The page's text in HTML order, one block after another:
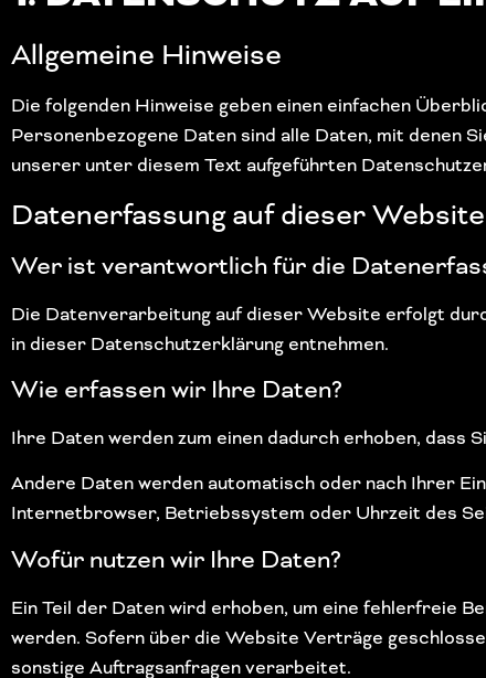
Allgemeine Hinweise
Die folgenden Hinweise geben einen einfachen
Personenbezogene Daten sind alle Daten, mit denen
unserer unter diesem Text aufgeführten
Datenerfassung auf dieser Website
Wer ist verantwortlich für die
Die Datenverarbeitung auf dieser Website erfolgt
in dieser Datenschutzerklärung entnehmen.
Wie erfassen wir Ihre Daten?
Ihre Daten werden zum einen dadurch erhoben, dass
Andere Daten werden automatisch oder nach Ihrer
Internetbrowser, Betriebssystem oder Uhrzeit des
Wofür nutzen wir Ihre Daten?
Ein Teil der Daten wird erhoben, um eine fehlerfreie
werden. Sofern über die Website Verträge
sonstige Auftragsanfragen verarbeitet.